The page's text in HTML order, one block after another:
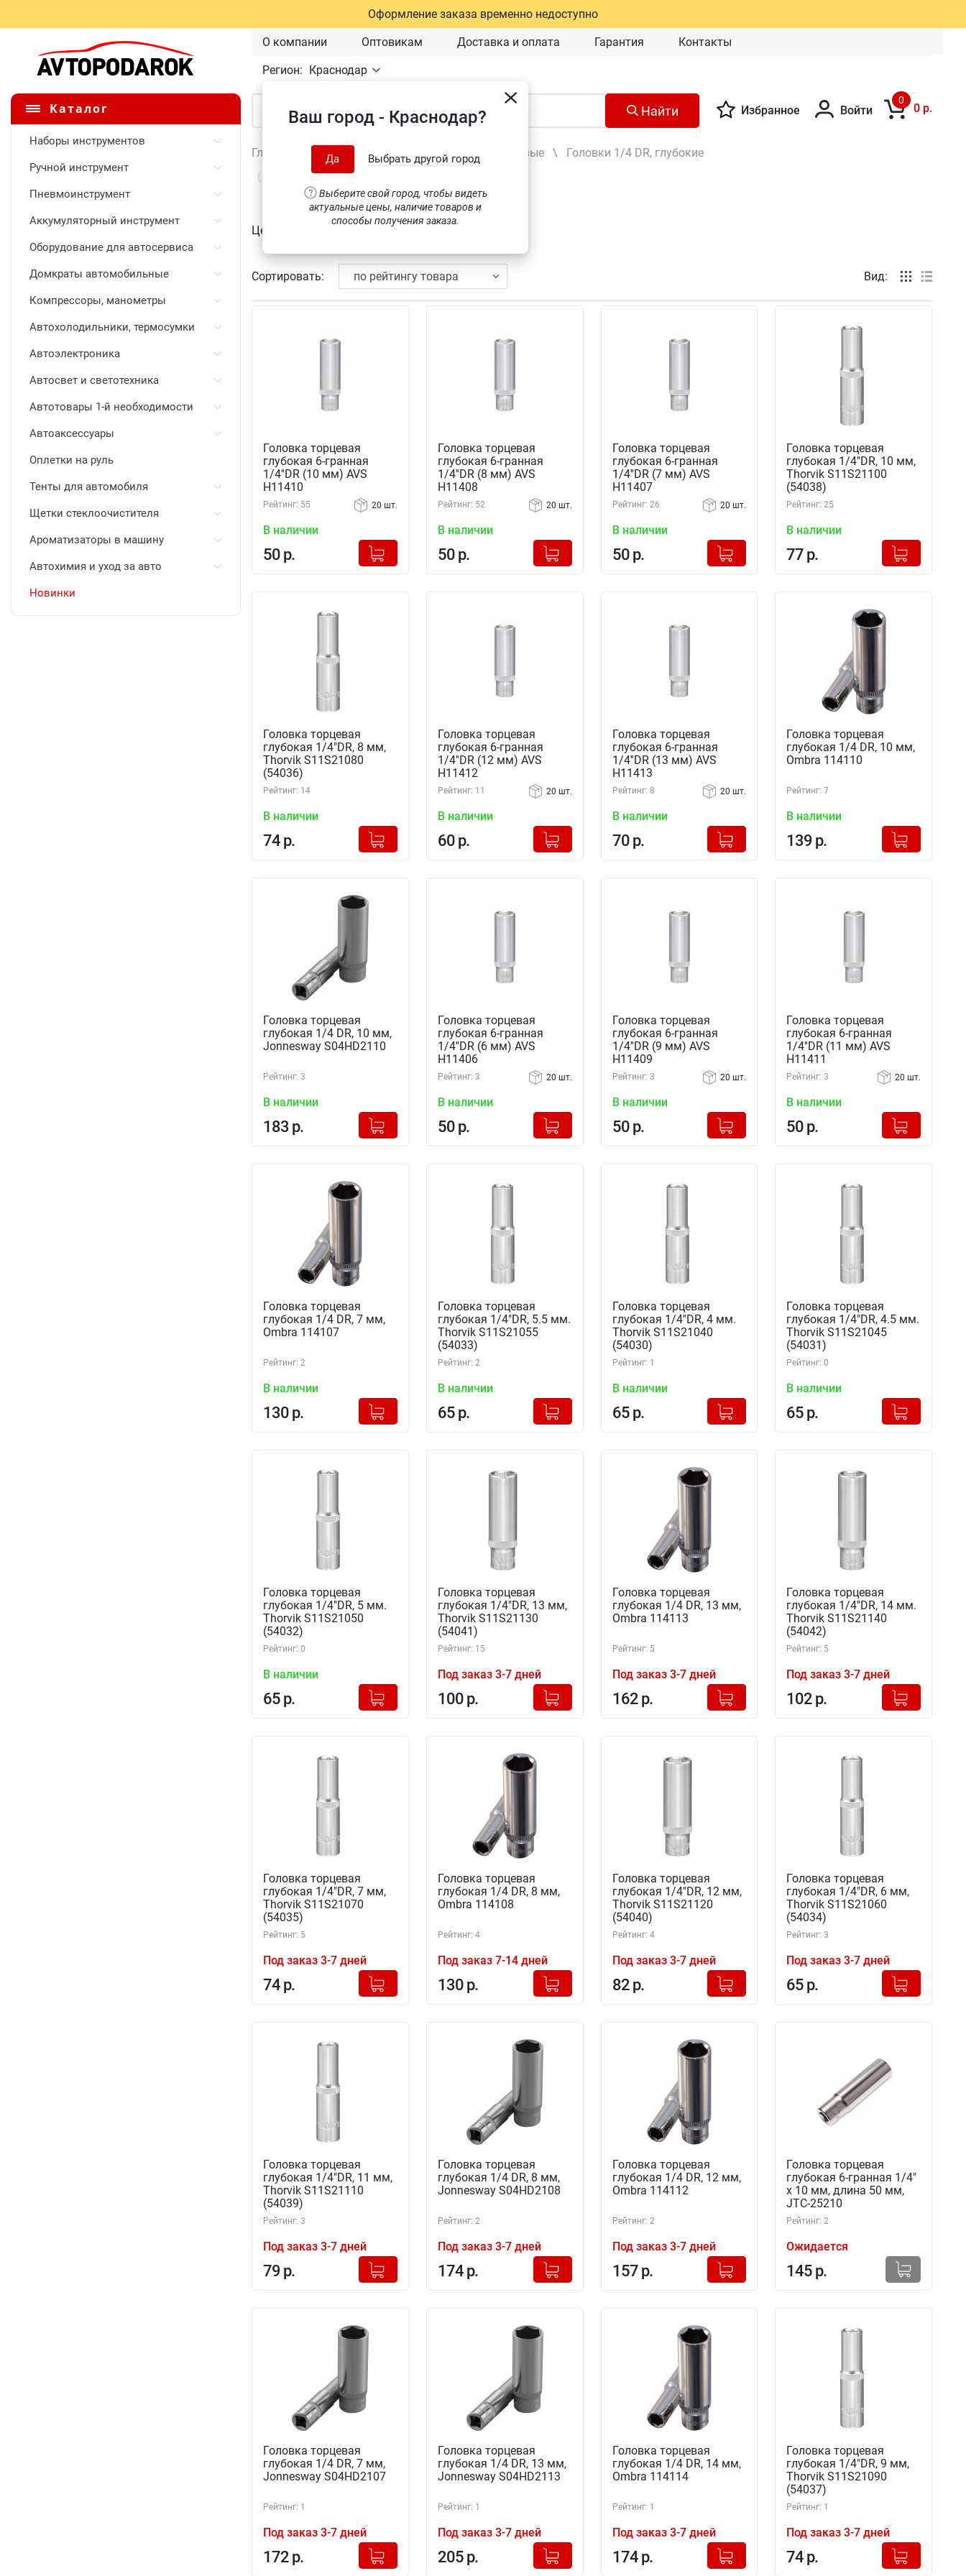
Оформление заказа временно недоступно
О компании Оптовикам Доставка и оплата Гарантия Контакты
Регион: Краснодар
Ваш город - Краснодар?
Да Выбрать другой город
Выберите свой город, чтобы видеть
актуальные цены, наличие товаров и
способы получения заказа.
Каталог
Наборы инструментов
Ручной инструмент
Пневмоинструмент
Аккумуляторный инструмент
Оборудование для автосервиса
Домкраты автомобильные
Компрессоры, манометры
Автохолодильники, термосумки
Автоэлектроника
Автосвет и светотехника
Автотовары 1-й необходимости
Автоаксессуары
Оплетки на руль
Тенты для автомобиля
Щетки стеклоочистителя
Ароматизаторы в машину
Автохимия и уход за авто
Новинки
Найти Избранное Войти
0
0 р.
Главная Ручной инструмент Головки торцевые \ Головки 1/4 DR, глубокие
(47)
Цена
Сортировать: Вид:
Головка торцевая
глубокая 6-гранная
1/4''DR (10 мм) AVS
H11410
Рейтинг: 55 20 шт.
В наличии
50 р.
+
Добавлено в корзину
Головка торцевая
глубокая 6-гранная
1/4''DR (8 мм) AVS
H11408
Рейтинг: 52 20 шт.
В наличии
50 р.
+
Добавлено в корзину
Головка торцевая
глубокая 6-гранная
1/4''DR (7 мм) AVS
H11407
Рейтинг: 26 20 шт.
В наличии
50 р.
+
Добавлено в корзину
Головка торцевая
глубокая 1/4"DR, 10 мм,
Thorvik S11S21100
(54038)
Рейтинг: 25
В наличии
77 р.
+
Добавлено в корзину
Головка торцевая
глубокая 1/4"DR, 8 мм,
Thorvik S11S21080
(54036)
Рейтинг: 14
В наличии
74 р.
+
Добавлено в корзину
Головка торцевая
глубокая 6-гранная
1/4''DR (12 мм) AVS
H11412
Рейтинг: 11 20 шт.
В наличии
60 р.
+
Добавлено в корзину
Головка торцевая
глубокая 6-гранная
1/4''DR (13 мм) AVS
H11413
Рейтинг: 8 20 шт.
В наличии
70 р.
+
Добавлено в корзину
Головка торцевая
глубокая 1/4 DR, 10 мм,
Ombra 114110
Рейтинг: 7
В наличии
139 р.
+
Добавлено в корзину
Головка торцевая
глубокая 1/4 DR, 10 мм,
Jonnesway S04HD2110
Рейтинг: 3
В наличии
183 р.
+
Добавлено в корзину
Головка торцевая
глубокая 6-гранная
1/4''DR (6 мм) AVS
H11406
Рейтинг: 3 20 шт.
В наличии
50 р.
+
Добавлено в корзину
Головка торцевая
глубокая 6-гранная
1/4''DR (9 мм) AVS
H11409
Рейтинг: 3 20 шт.
В наличии
50 р.
+
Добавлено в корзину
Головка торцевая
глубокая 6-гранная
1/4''DR (11 мм) AVS
H11411
Рейтинг: 3 20 шт.
В наличии
50 р.
+
Добавлено в корзину
Головка торцевая
глубокая 1/4 DR, 7 мм,
Ombra 114107
Рейтинг: 2
В наличии
130 р.
+
Добавлено в корзину
Головка торцевая
глубокая 1/4"DR, 5.5 мм.
Thorvik S11S21055
(54033)
Рейтинг: 2
В наличии
65 р.
+
Добавлено в корзину
Головка торцевая
глубокая 1/4"DR, 4 мм.
Thorvik S11S21040
(54030)
Рейтинг: 1
В наличии
65 р.
+
Добавлено в корзину
Головка торцевая
глубокая 1/4"DR, 4.5 мм.
Thorvik S11S21045
(54031)
Рейтинг: 0
В наличии
65 р.
+
Добавлено в корзину
Головка торцевая
глубокая 1/4"DR, 5 мм.
Thorvik S11S21050
(54032)
Рейтинг: 0
В наличии
65 р.
+
Добавлено в корзину
Головка торцевая
глубокая 1/4"DR, 13 мм,
Thorvik S11S21130
(54041)
Рейтинг: 15
Под заказ 3-7 дней
100 р.
+
Добавлено в корзину
Головка торцевая
глубокая 1/4 DR, 13 мм,
Ombra 114113
Рейтинг: 5
Под заказ 3-7 дней
162 р.
+
Добавлено в корзину
Головка торцевая
глубокая 1/4"DR, 14 мм.
Thorvik S11S21140
(54042)
Рейтинг: 5
Под заказ 3-7 дней
102 р.
+
Добавлено в корзину
Головка торцевая
глубокая 1/4"DR, 7 мм,
Thorvik S11S21070
(54035)
Рейтинг: 5
Под заказ 3-7 дней
74 р.
+
Добавлено в корзину
Головка торцевая
глубокая 1/4 DR, 8 мм,
Ombra 114108
Рейтинг: 4
Под заказ 7-14 дней
130 р.
+
Добавлено в корзину
Головка торцевая
глубокая 1/4"DR, 12 мм,
Thorvik S11S21120
(54040)
Рейтинг: 4
Под заказ 3-7 дней
82 р.
+
Добавлено в корзину
Головка торцевая
глубокая 1/4"DR, 6 мм,
Thorvik S11S21060
(54034)
Рейтинг: 3
Под заказ 3-7 дней
65 р.
+
Добавлено в корзину
Головка торцевая
глубокая 1/4"DR, 11 мм,
Thorvik S11S21110
(54039)
Рейтинг: 3
Под заказ 3-7 дней
79 р.
+
Добавлено в корзину
Головка торцевая
глубокая 1/4 DR, 8 мм,
Jonnesway S04HD2108
Рейтинг: 2
Под заказ 3-7 дней
174 р.
+
Добавлено в корзину
Головка торцевая
глубокая 1/4 DR, 12 мм,
Ombra 114112
Рейтинг: 2
Под заказ 3-7 дней
157 р.
+
Добавлено в корзину
Головка торцевая
глубокая 6-гранная 1/4"
х 10 мм, длина 50 мм,
JTC-25210
Рейтинг: 2
Ожидается
145 р.
Головка торцевая
глубокая 1/4 DR, 7 мм,
Jonnesway S04HD2107
Рейтинг: 1
Под заказ 3-7 дней
172 р.
+
Добавлено в корзину
Головка торцевая
глубокая 1/4 DR, 13 мм,
Jonnesway S04HD2113
Рейтинг: 1
Под заказ 3-7 дней
205 р.
+
Добавлено в корзину
Головка торцевая
глубокая 1/4 DR, 14 мм,
Ombra 114114
Рейтинг: 1
Под заказ 3-7 дней
174 р.
+
Добавлено в корзину
Головка торцевая
глубокая 1/4"DR, 9 мм,
Thorvik S11S21090
(54037)
Рейтинг: 1
Под заказ 3-7 дней
74 р.
+
Добавлено в корзину